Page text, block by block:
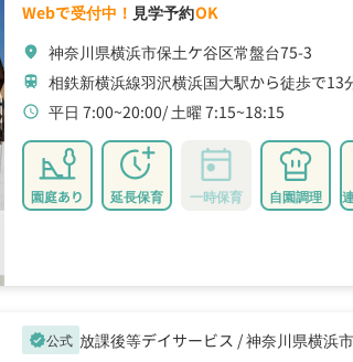
Webで受付中！ 見学予約OK
location_on 神奈川県横浜市保土ケ谷区常盤台75-3
train 相鉄新横浜線羽沢横浜国大駅から徒歩で13
schedule 平日 7:00~20:00 土曜 7:15~18:15
園庭あり 延長保育 一時保育 自園調理
verified公式 放課後等デイサービス /神奈川県横浜